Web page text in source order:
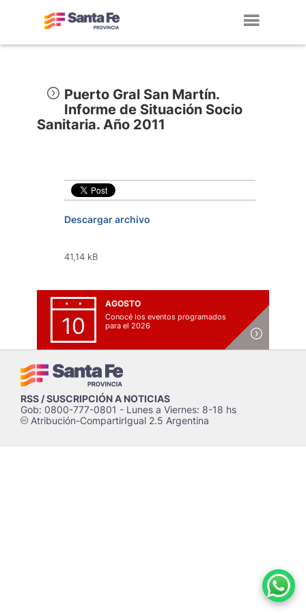
Puerto Gral San Martín.
Informe de Situación Socio
Sanitaria. Año 2011
Descargar archivo
41,14 kB
10
AGOSTO
Conocé los eventos programados
para el 2026
RSS / SUSCRIPCIÓN A NOTICIAS
Gob: 0800-777-0801 - Lunes a Viernes: 8-18 hs
cAtribución-CompartirIgual 2.5 Argentina